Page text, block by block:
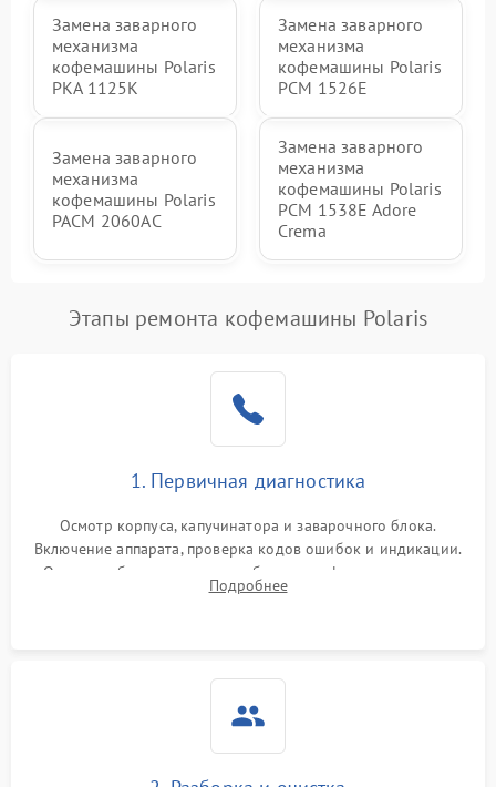
Замена заварного
механизма
кофемашины Polaris
PKA 1125K
Замена заварного
механизма
кофемашины Polaris
PCM 1526E
Замена заварного
механизма
кофемашины Polaris
PACM 2060AC
Замена заварного
механизма
кофемашины Polaris
PCM 1538E Adore
Crema
Этапы ремонта кофемашины Polaris
1. Первичная диагностика
Осмотр корпуса, капучинатора и заварочного блока.
Включение аппарата, проверка кодов ошибок и индикации.
Оценка работы помпы, термоблока и кофемолки на слух.
Измерение температуры и давления воды для выявления
Подробнее